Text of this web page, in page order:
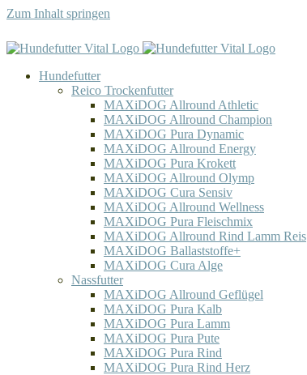
Zum Inhalt springen
Hundefutter
Reico Trockenfutter
MAXiDOG Allround Athletic
MAXiDOG Allround Champion
MAXiDOG Pura Dynamic
MAXiDOG Allround Energy
MAXiDOG Pura Krokett
MAXiDOG Allround Olymp
MAXiDOG Cura Sensiv
MAXiDOG Allround Wellness
MAXiDOG Pura Fleischmix
MAXiDOG Allround Rind Lamm Reis
MAXiDOG Ballaststoffe+
MAXiDOG Cura Alge
Nassfutter
MAXiDOG Allround Geflügel
MAXiDOG Pura Kalb
MAXiDOG Pura Lamm
MAXiDOG Pura Pute
MAXiDOG Pura Rind
MAXiDOG Pura Rind Herz